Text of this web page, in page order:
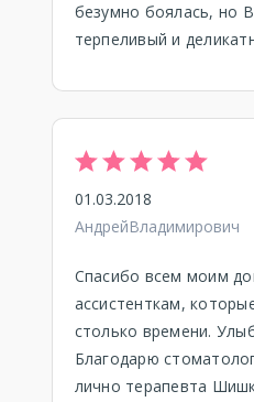
безумно боялась, но
терпеливый и
01.03.2018
АндрейВладимирович
Спасибо всем моим
ассистенткам,
столько времени.
Благодарю
лично терапевта